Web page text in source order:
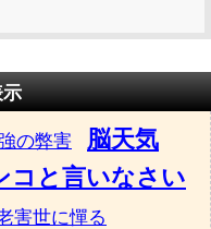
の弊害
脳天気
コと言いなさい
害世に憚る